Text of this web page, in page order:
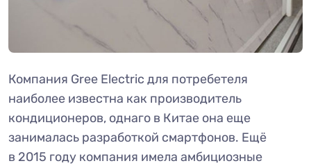
Компания Gree Electric для потребетеля
наиболее известна как производитель
кондиционеров, однаго в Китае она еще
занималась разработкой смартфонов. Ещё
в 2015 году компания имела амбициозные